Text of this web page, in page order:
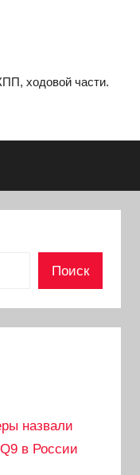
ходовой части.
Поиск
назвали
в России